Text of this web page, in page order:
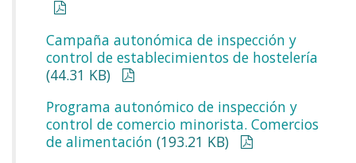
Campaña autonómica de inspección y
control de establecimientos de hostelería
(44.31 KB)
Programa autonómico de inspección y
control de comercio minorista. Comercios
de alimentación (193.21 KB)